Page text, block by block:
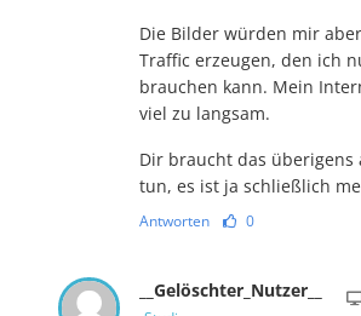
Die Bilder würden mir
Traffic erzeugen, den ich
brauchen kann. Mein
viel zu langsam.
Dir braucht das
tun, es ist ja schließlich
Antworten 0
__Gelöschter_Nutzer__